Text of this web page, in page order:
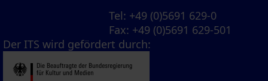
Tel: +49 (0)5691 629-0
Fax: +49 (0)5691 629-501
Der ITS wird gefördert durch: